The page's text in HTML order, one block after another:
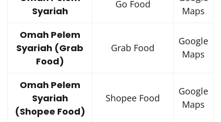
Syariah
Go Food
Maps
Omah Pelem
Syariah (Grab
Food)
Grab Food
Google
Maps
Omah Pelem
Syariah
(Shopee Food)
Shopee Food
Google
Maps